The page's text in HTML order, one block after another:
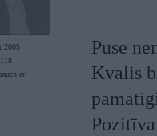
2005
ar
Puse
Kvalis